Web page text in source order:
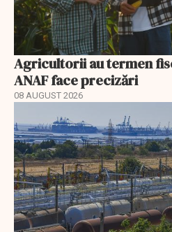
Agricultorii au termen
ANAF face precizări
08 AUGUST 2026